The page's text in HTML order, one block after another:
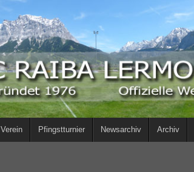
Verein Pfingstturnier Newsarchiv Archiv